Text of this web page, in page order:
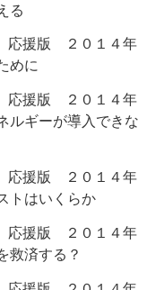
る
応援版 ２０１４年
めに
応援版 ２０１４年
ルギーが導入できな
応援版 ２０１４年
トはいくらか
応援版 ２０１４年
救済する？